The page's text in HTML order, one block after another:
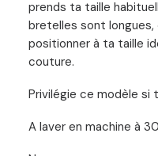
prends ta taille
bretelles sont
positionner à ta taille
couture.
Privilégie ce modèle si
A laver en machine à